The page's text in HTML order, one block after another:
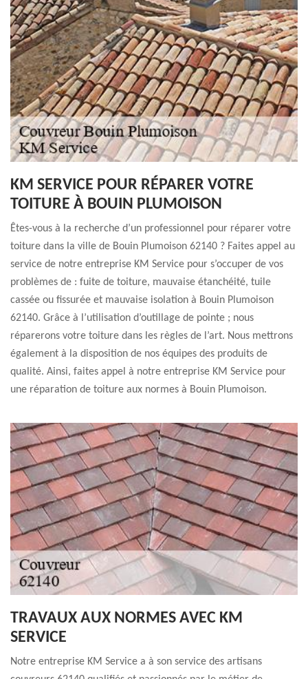
KM SERVICE POUR RÉPARER VOTRE
TOITURE À BOUIN PLUMOISON
Êtes-vous à la recherche d’un professionnel pour réparer votre
toiture dans la ville de Bouin Plumoison 62140 ? Faites appel au
service de notre entreprise KM Service pour s’occuper de vos
problèmes de : fuite de toiture, mauvaise étanchéité, tuile
cassée ou fissurée et mauvaise isolation à Bouin Plumoison
62140. Grâce à l’utilisation d’outillage de pointe ; nous
réparerons votre toiture dans les règles de l’art. Nous mettrons
également à la disposition de nos équipes des produits de
qualité. Ainsi, faites appel à notre entreprise KM Service pour
une réparation de toiture aux normes à Bouin Plumoison.
TRAVAUX AUX NORMES AVEC KM
SERVICE
Notre entreprise KM Service a à son service des artisans